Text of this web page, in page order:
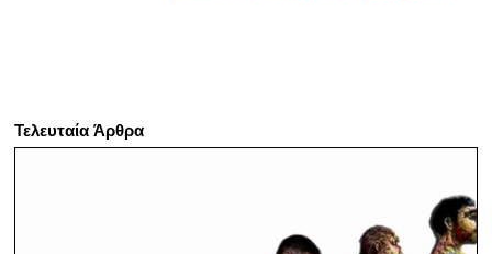
Τελευταία Άρθρα